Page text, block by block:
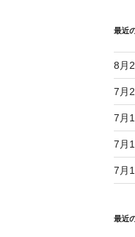
最近
8月
7月
7月
7月
7月
最近